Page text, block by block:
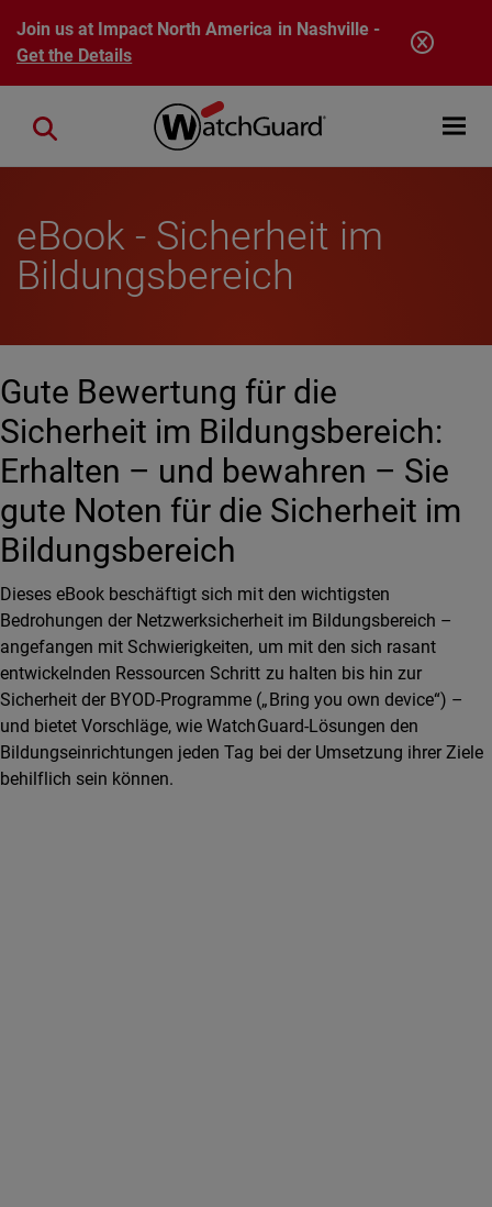
Skip to main content
Join us at Impact North America in Nashville -
Get the Details
Open
Close search
eBook - Sicherheit im
Bildungsbereich
Gute Bewertung für die
Sicherheit im Bildungsbereich:
Erhalten – und bewahren – Sie
gute Noten für die Sicherheit im
Bildungsbereich
Dieses eBook beschäftigt sich mit den wichtigsten
Bedrohungen der Netzwerksicherheit im Bildungsbereich –
angefangen mit Schwierigkeiten, um mit den sich rasant
entwickelnden Ressourcen Schritt zu halten bis hin zur
Sicherheit der BYOD-Programme („Bring you own device“) –
und bietet Vorschläge, wie WatchGuard-Lösungen den
Bildungseinrichtungen jeden Tag bei der Umsetzung ihrer Ziele
behilflich sein können.